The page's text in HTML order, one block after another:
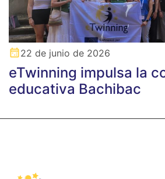
22 de junio de 2026
eTwinning impulsa la
educativa Bachibac